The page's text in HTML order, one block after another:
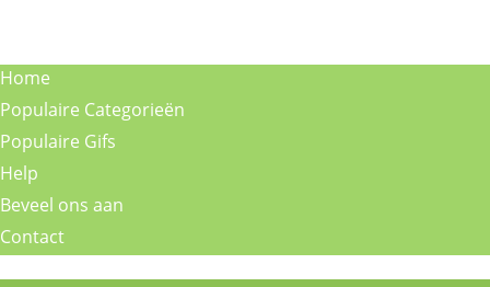
Home
Populaire Categorieën
Populaire Gifs
Help
Beveel ons aan
Contact